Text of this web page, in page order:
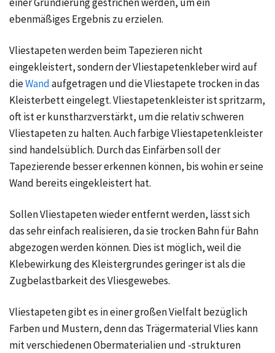
ebenmäßiges Ergebnis zu erzielen.
Vliestapeten werden beim Tapezieren nicht
eingekleistert, sondern der Vliestapetenkleber wird auf
dieWandaufgetragen und die Vliestapete trocken in das
Kleisterbett eingelegt. Vliestapetenkleister ist spritzarm,
oft ist er kunstharzverstärkt, um die relativ schweren
Vliestapeten zu halten. Auch farbige Vliestapetenkleister
sind handelsüblich. Durch das Einfärben soll der
Tapezierende besser erkennen können, bis wohin er seine
Wand bereits eingekleistert hat.
Sollen Vliestapeten wieder entfernt werden, lässt sich
das sehr einfach realisieren, da sie trocken Bahn für Bahn
abgezogen werden können. Dies ist möglich, weil die
Klebewirkung des Kleistergrundes geringer ist als die
Zugbelastbarkeit des Vliesgewebes.
Vliestapeten gibt es in einer großen Vielfalt bezüglich
Farben und Mustern, denn das Trägermaterial Vlies kann
mit verschiedenen Obermaterialien und -strukturen